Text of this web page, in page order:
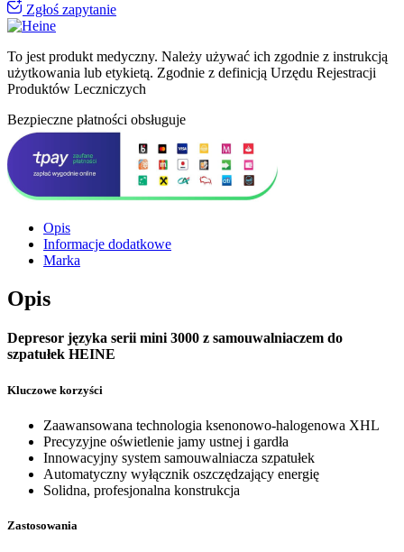
Zgłoś zapytanie
To jest produkt medyczny. Należy używać ich zgodnie z instrukcją
użytkowania lub etykietą. Zgodnie z definicją Urzędu Rejestracji
Produktów Leczniczych
Bezpieczne płatności obsługuje
Opis
Informacje dodatkowe
Marka
Opis
Depresor języka serii mini 3000 z samouwalniaczem do
szpatułek HEINE
Kluczowe korzyści
Zaawansowana technologia ksenonowo-halogenowa XHL
Precyzyjne oświetlenie jamy ustnej i gardła
Innowacyjny system samouwalniacza szpatułek
Automatyczny wyłącznik oszczędzający energię
Solidna, profesjonalna konstrukcja
Zastosowania